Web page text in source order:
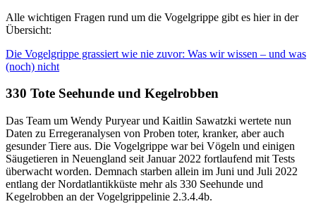
Alle wichtigen Fragen rund um die Vogelgrippe gibt es hier in der
Übersicht:
Die Vogelgrippe grassiert wie nie zuvor: Was wir wissen – und was
(noch) nicht
330 Tote Seehunde und Kegelrobben
Das Team um Wendy Puryear und Kaitlin Sawatzki wertete nun
Daten zu Erregeranalysen von Proben toter, kranker, aber auch
gesunder Tiere aus. Die Vogelgrippe war bei Vögeln und einigen
Säugetieren in Neuengland seit Januar 2022 fortlaufend mit Tests
überwacht worden. Demnach starben allein im Juni und Juli 2022
entlang der Nordatlantikküste mehr als 330 Seehunde und
Kegelrobben an der Vogelgrippelinie 2.3.4.4b.